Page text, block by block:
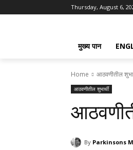
Thursday, August 6,
मुख्य पान
Home आठवणीतील
आठवणीतील शुभार्थी
By Parkinsons